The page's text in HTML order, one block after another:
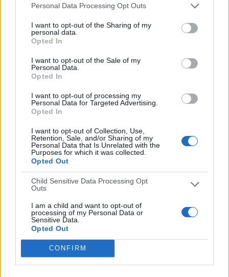
Personal Data Processing Opt Outs
I want to opt-out of the Sharing of my
personal data.
Opted In
I want to opt-out of the Sale of my
Personal Data.
Opted In
I want to opt-out of processing my
Personal Data for Targeted Advertising.
Opted In
I want to opt-out of Collection, Use,
Retention, Sale, and/or Sharing of my
Personal Data that Is Unrelated with the
Purposes for which it was collected.
Opted Out
Child Sensitive Data Processing Opt
Outs
I am a child and want to opt-out of
processing of my Personal Data or
Sensitive Data.
Opted Out
CONFIRM
ÚLTIMO PARTIDO EN ABIERTO
Real Sociedad C - CD Vitoria
09/05/2021 Tercera Federación por Real Sociedad TV YouTube
Footters
RealRacingClub.es
2 (3,77%)
RSG TV
1 (1,89%)
Ver ranking completo
5
1915
PARTIDOS
2
CONSECUTIVOS
30 partidos en local
23 partidos de visitante